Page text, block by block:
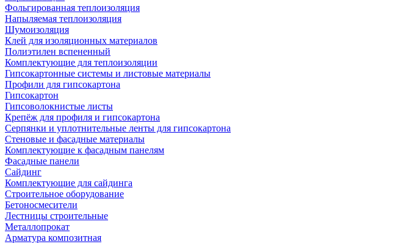
Фольгированная теплоизоляция
Напыляемая теплоизоляция
Шумоизоляция
Клей для изоляционных материалов
Полиэтилен вспененный
Комплектующие для теплоизоляции
Гипсокартонные системы и листовые материалы
Профили для гипсокартона
Гипсокартон
Гипсоволокнистые листы
Крепёж для профиля и гипсокартона
Серпянки и уплотнительные ленты для гипсокартона
Стеновые и фасадные материалы
Комплектующие к фасадным панелям
Фасадные панели
Сайдинг
Комплектующие для сайдинга
Строительное оборудование
Бетоносмесители
Лестницы строительные
Металлопрокат
Арматура композитная